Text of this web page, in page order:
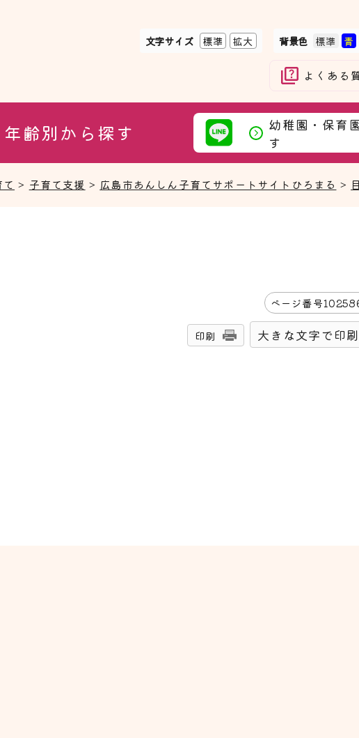
文字サイズ
標準 拡大 背景色
よくある
年齢別から探す
幼稚園・保育
す
> 子育て支援 > 広島市あんしん子育てサポートサイトひろまる >
ページ番号
印刷 大きな文字で印刷